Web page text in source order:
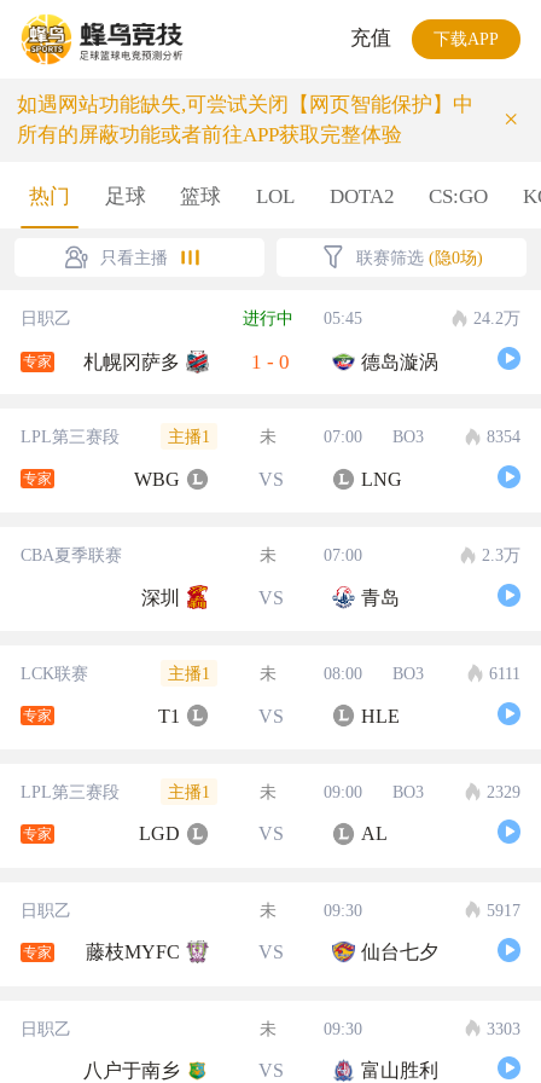
充值 下载APP
如遇网站功能缺失,可尝试关闭【网页智能保护】中
所有的屏蔽功能或者前往APP获取完整体验
×
热门 足球 篮球 LOL DOTA2 CS:GO
只看主播 联赛筛选 (隐0场)
日职乙 进行中 05:45 24.2万
专家 札幌冈萨多 1 - 0 德岛漩涡
LPL第三赛段 主播1 未 07:00 BO3 8354
专家 WBG VS LNG
CBA夏季联赛 未 07:00 2.3万
深圳 VS 青岛
LCK联赛 主播1 未 08:00 BO3 6111
专家 T1 VS HLE
LPL第三赛段 主播1 未 09:00 BO3 2329
专家 LGD VS AL
日职乙 未 09:30 5917
专家 藤枝MYFC VS 仙台七夕
日职乙 未 09:30 3303
八户于南乡 VS 富山胜利